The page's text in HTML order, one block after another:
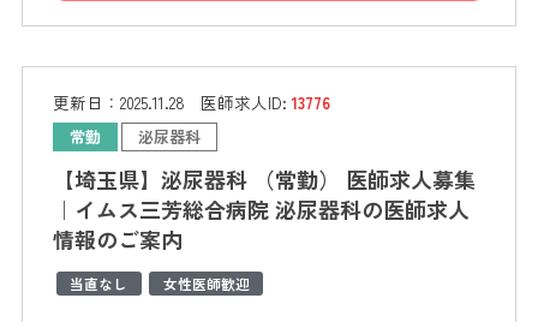
更新日： 2025.11.28 医師求人ID:13776
常勤 泌尿器科
【埼玉県】泌尿器科 （常勤） 医師求人募集
｜イムス三芳総合病院 泌尿器科の医師求人
情報のご案内
当直なし 女性医師歓迎